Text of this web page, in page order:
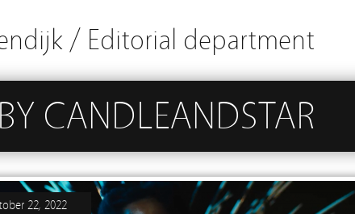
/ Editorial department
CANDLEANDSTAR
22, 2022